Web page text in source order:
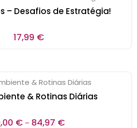
– Desafios de Estratégia!
17,99 €
& Rotinas Diárias
€ – 84,97 €